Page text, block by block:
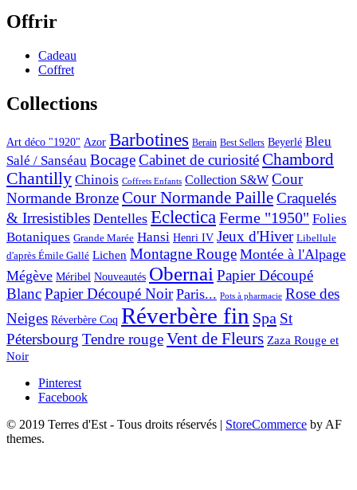
Offrir
Cadeau
Coffret
Collections
Art déco "1920" Azor Barbotines Berain Best Sellers Beyerlé Bleu
Salé / Sanséau BocageCabinet de curiositéChambord
Chantilly Chinois Coffrets Enfants Collection S&W Cour
Normande BronzeCour Normande PailleCraquelés
& Irresistibles Dentelles EclecticaFerme "1950" Folies
Botaniques Grande Marée Hansi Henri IV Jeux d'Hiver Libellule
d'après Émile Gallé Lichen Montagne Rouge Montée à l'Alpage
Mégève Méribel Nouveautés ObernaiPapier Découpé
BlancPapier Découpé Noir Paris... Pots à pharmacie Rose des
Neiges Réverbère Coq Réverbère fin Spa St
Pétersbourg Tendre rougeVent de Fleurs Zaza Rouge et
Noir
Pinterest
Facebook
© 2019 Terres d'Est - Tous droits réservés
StoreCommerce by AF
themes.